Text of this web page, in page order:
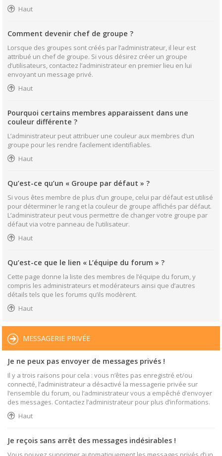
Haut
Comment devenir chef de groupe ?
Lorsque des groupes sont créés par l’administrateur, il leur est
attribué un chef de groupe. Si vous désirez créer un groupe
d’utilisateurs, contactez l’administrateur en premier lieu en lui
envoyant un message privé.
Haut
Pourquoi certains membres apparaissent dans une
couleur différente ?
L’administrateur peut attribuer une couleur aux membres d’un
groupe pour les rendre facilement identifiables.
Haut
Qu’est-ce qu’un « Groupe par défaut » ?
Si vous êtes membre de plus d’un groupe, celui par défaut est utilisé
pour déterminer le rang et la couleur de groupe affichés par défaut.
L’administrateur peut vous permettre de changer votre groupe par
défaut via votre panneau de l’utilisateur.
Haut
Qu’est-ce que le lien « L’équipe du forum » ?
Cette page donne la liste des membres de l’équipe du forum, y
compris les administrateurs et modérateurs ainsi que d’autres
détails tels que les forums qu’ils modèrent.
Haut
MESSAGERIE PRIVÉE
Je ne peux pas envoyer de messages privés !
Il y a trois raisons pour cela : vous n’êtes pas enregistré et/ou
connecté, l’administrateur a désactivé la messagerie privée sur
l’ensemble du forum, ou l’administrateur vous a empêché d’envoyer
des messages. Contactez l’administrateur pour plus d’informations.
Haut
Je reçois sans arrêt des messages indésirables !